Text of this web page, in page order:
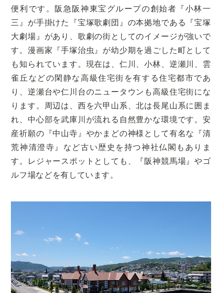
便利です。阪急阪神東宝グループの創始者『小林一
三』が手掛けた『宝塚歌劇団』の本拠地である『宝塚
大劇場』があり、歌劇の街としてのイメージが強いで
す。漫画家『手塚治虫』が幼少期を過ごした町として
も知られています。現在は、仁川、小林、逆瀬川、雲
雀丘などの閑静な高級住宅街を有する住宅都市であ
り、逆瀬台や仁川台のニュータウンも高級住宅街にな
ります。周辺は、西を六甲山系、北は長尾山系に囲ま
れ、中心部を武庫川が流れる自然豊かな環境です。安
産祈願の『中山寺』やかまどの神様として有名な『清
荒神清澄寺』など古い歴史を持つ神社仏閣もありま
す。レジャースポットとしても、『阪神競馬場』やゴ
ルフ場などを有しています。